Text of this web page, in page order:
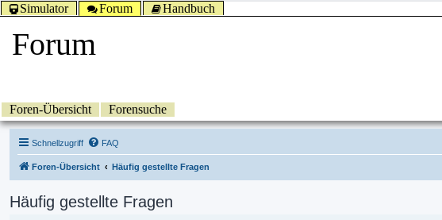
Simulator Forum Handbuch
Forum
Foren-Übersicht Forensuche
Schnellzugriff FAQ
Foren-Übersicht Häufig gestellte Fragen
Häufig gestellte Fragen